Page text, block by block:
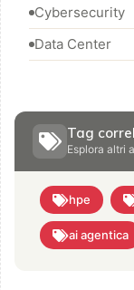
Cybersecurity
Data Center
Tag
Esplora altri
hpe
ai agentica